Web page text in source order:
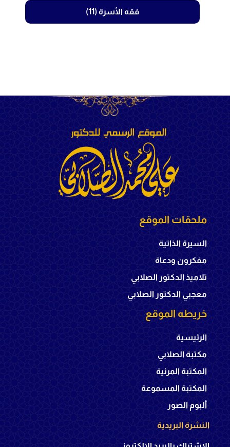
فقه الأسرة (11)
ملحقات الموقع
السيرة الذاتية
مفكرون ودعاة
تلاميذ الدكتور الصلابي
معجبي الدكتور الصلابي
خريطه الموقع
الرئيسية
مكتبة الصلابي
المكتبة المرئية
المكتبة المسموعة
ألبوم الصور
النشرة البريدية